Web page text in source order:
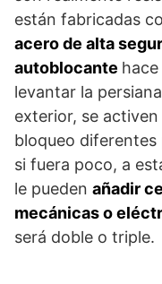
están fabricadas
acero de alta
autoblocante
levantar la
exterior, se
bloqueo
si fuera poco, a
le pueden añadir
mecánicas o
será doble o triple.